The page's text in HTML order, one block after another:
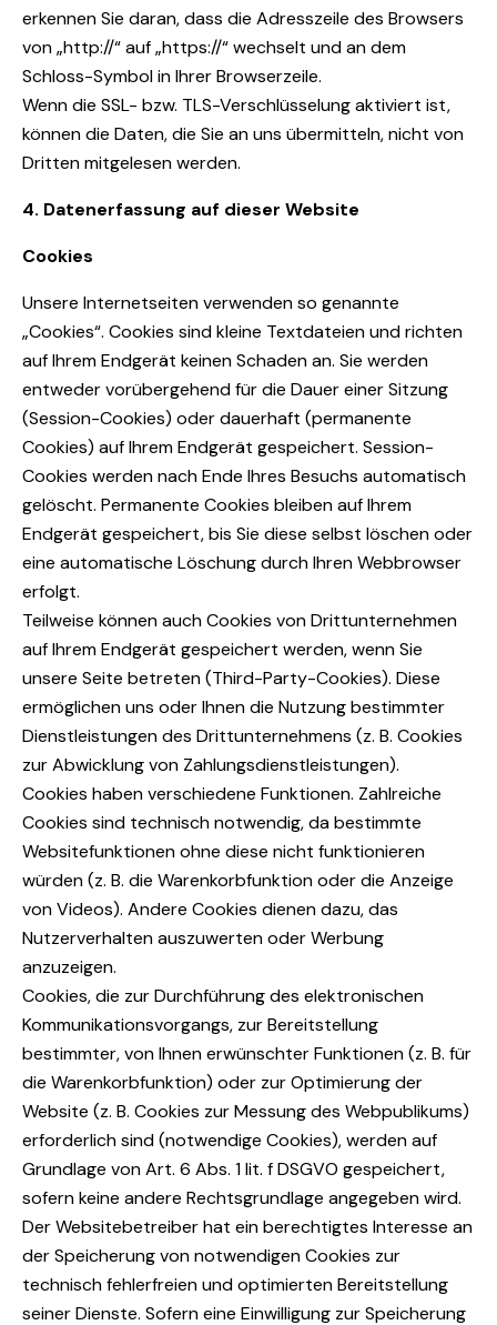
erkennen Sie daran, dass die Adresszeile des Browsers
von „http://“ auf „https://“ wechselt und an dem
Schloss-Symbol in Ihrer Browserzeile.
Wenn die SSL- bzw. TLS-Verschlüsselung aktiviert ist,
können die Daten, die Sie an uns übermitteln, nicht von
Dritten mitgelesen werden.
4. Datenerfassung auf dieser Website
Cookies
Unsere Internetseiten verwenden so genannte
„Cookies“. Cookies sind kleine Textdateien und richten
auf Ihrem Endgerät keinen Schaden an. Sie werden
entweder vorübergehend für die Dauer einer Sitzung
(Session-Cookies) oder dauerhaft (permanente
Cookies) auf Ihrem Endgerät gespeichert. Session-
Cookies werden nach Ende Ihres Besuchs automatisch
gelöscht. Permanente Cookies bleiben auf Ihrem
Endgerät gespeichert, bis Sie diese selbst löschen oder
eine automatische Löschung durch Ihren Webbrowser
erfolgt.
Teilweise können auch Cookies von Drittunternehmen
auf Ihrem Endgerät gespeichert werden, wenn Sie
unsere Seite betreten (Third-Party-Cookies). Diese
ermöglichen uns oder Ihnen die Nutzung bestimmter
Dienstleistungen des Drittunternehmens (z. B. Cookies
zur Abwicklung von Zahlungsdienstleistungen).
Cookies haben verschiedene Funktionen. Zahlreiche
Cookies sind technisch notwendig, da bestimmte
Websitefunktionen ohne diese nicht funktionieren
würden (z. B. die Warenkorbfunktion oder die Anzeige
von Videos). Andere Cookies dienen dazu, das
Nutzerverhalten auszuwerten oder Werbung
anzuzeigen.
Cookies, die zur Durchführung des elektronischen
Kommunikationsvorgangs, zur Bereitstellung
bestimmter, von Ihnen erwünschter Funktionen (z. B. für
die Warenkorbfunktion) oder zur Optimierung der
Website (z. B. Cookies zur Messung des Webpublikums)
erforderlich sind (notwendige Cookies), werden auf
Grundlage von Art. 6 Abs. 1 lit. f DSGVO gespeichert,
sofern keine andere Rechtsgrundlage angegeben wird.
Der Websitebetreiber hat ein berechtigtes Interesse an
der Speicherung von notwendigen Cookies zur
technisch fehlerfreien und optimierten Bereitstellung
seiner Dienste. Sofern eine Einwilligung zur Speicherung